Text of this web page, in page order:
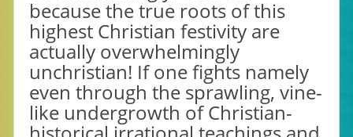
because the true roots of this
highest Christian festivity are
actually overwhelmingly
unchristian! If one fights namely
even through the sprawling, vine-
like undergrowth of Christian-